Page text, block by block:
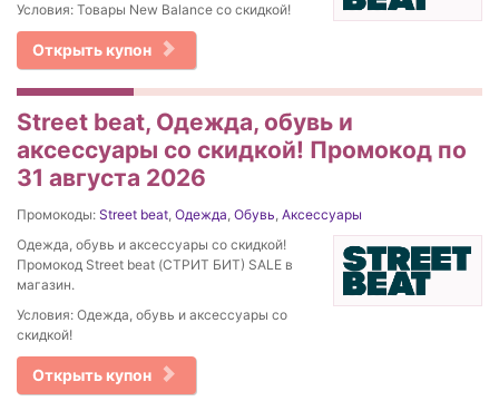
Условия: Товары New Balance со скидкой!
Открыть купон
Street beat, Одежда, обувь и
аксессуары со скидкой! Промокод по
31 августа 2026
Промокоды: Street beat, Одежда, Обувь, Аксессуары
Одежда, обувь и аксессуары со скидкой!
Промокод Street beat (СТРИТ БИТ) SALE в
магазин.
Условия: Одежда, обувь и аксессуары со
скидкой!
Открыть купон